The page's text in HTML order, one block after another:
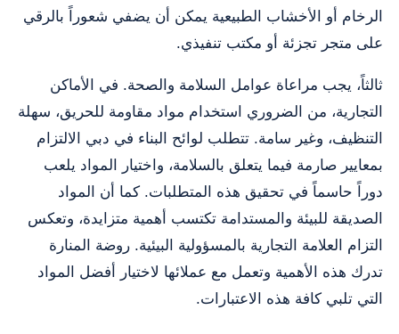
الرخام أو الأخشاب الطبيعية يمكن أن يضفي شعوراً بالرقي
على متجر تجزئة أو مكتب تنفيذي.
ثالثاً، يجب مراعاة عوامل السلامة والصحة. في الأماكن
التجارية، من الضروري استخدام مواد مقاومة للحريق، سهلة
التنظيف، وغير سامة. تتطلب لوائح البناء في دبي الالتزام
بمعايير صارمة فيما يتعلق بالسلامة، واختيار المواد يلعب
دوراً حاسماً في تحقيق هذه المتطلبات. كما أن المواد
الصديقة للبيئة والمستدامة تكتسب أهمية متزايدة، وتعكس
التزام العلامة التجارية بالمسؤولية البيئية. روضة المنارة
تدرك هذه الأهمية وتعمل مع عملائها لاختيار أفضل المواد
التي تلبي كافة هذه الاعتبارات.